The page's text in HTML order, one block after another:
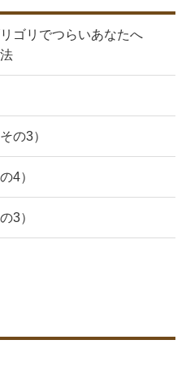
ゴリでつらいあなたへ
の3）
の4）
3）